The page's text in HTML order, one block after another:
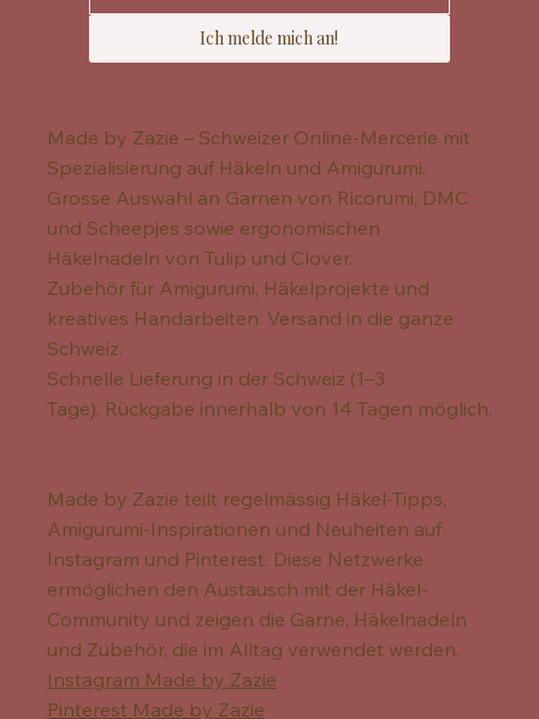
Ich melde mich an!
Made by Zazie – Schweizer Online-Mercerie mit
Spezialisierung auf Häkeln und Amigurumi.
Grosse Auswahl an Garnen von Ricorumi, DMC
und Scheepjes sowie ergonomischen
Häkelnadeln von Tulip und Clover.
Zubehör für Amigurumi, Häkelprojekte und
kreatives Handarbeiten. Versand in die ganze
Schweiz.
Schnelle Lieferung in der Schweiz (1–3
Tage). Rückgabe innerhalb von 14 Tagen möglich.
Made by Zazie teilt regelmässig Häkel-Tipps,
Amigurumi-Inspirationen und Neuheiten auf
Instagram und Pinterest. Diese Netzwerke
ermöglichen den Austausch mit der Häkel-
Community und zeigen die Garne, Häkelnadeln
und Zubehör, die im Alltag verwendet werden.
Instagram Made by Zazie
Pinterest Made by Zazie